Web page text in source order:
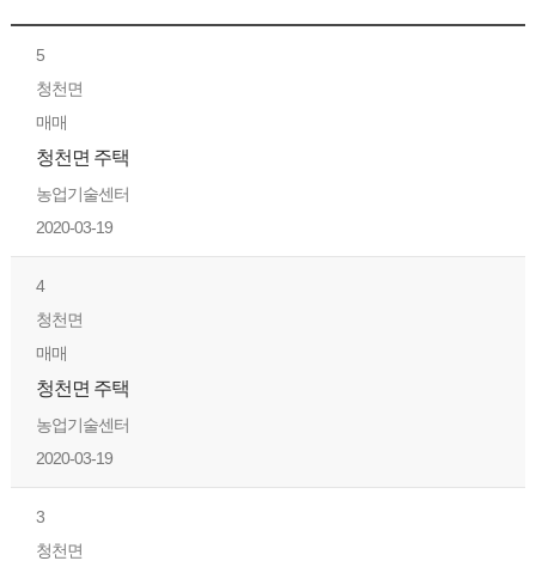
5
청천면
매매
청천면 주택
농업기술센터
2020-03-19
4
청천면
매매
청천면 주택
농업기술센터
2020-03-19
3
청천면